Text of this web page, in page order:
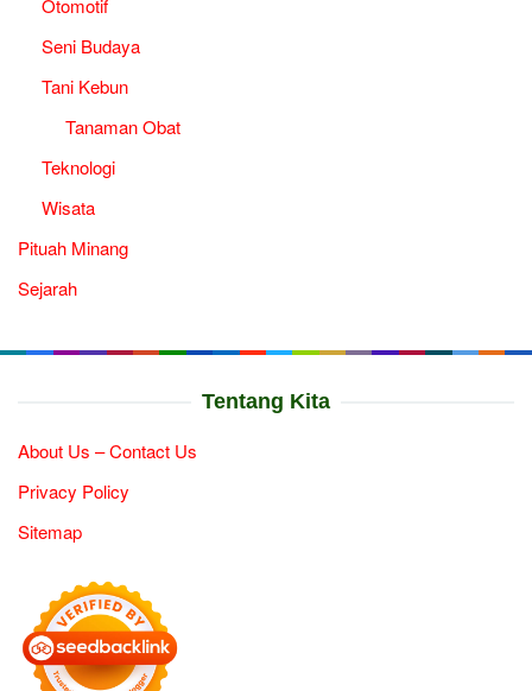
Seni Budaya
Tani Kebun
Tanaman Obat
Teknologi
Wisata
Pituah Minang
Sejarah
Tentang Kita
About Us – Contact Us
Privacy Policy
Sitemap